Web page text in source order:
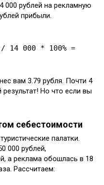
000 рублей на рекламную
прибыли.
14 000 * 100% =
вам 3.79 рубля. Почти 4
Но что если вы
себестоимости
палатки.
000 рублей,
а реклама обошлась в 18
Рассчитаем: